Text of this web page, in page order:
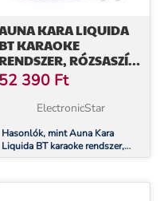
KARA LIQUIDA
KARAOKE
RÓZSASZÍN
+ DAZZL KARAOKE
MIKROFON KÉSZLET,
LED MEGVILÁGÍTÁS
52 390 Ft
ElectronicStar
Hasonlók, mint Auna Kara
Liquida BT karaoke rendszer,
rózsaszín + Dazzl karaoke
megvilágítás